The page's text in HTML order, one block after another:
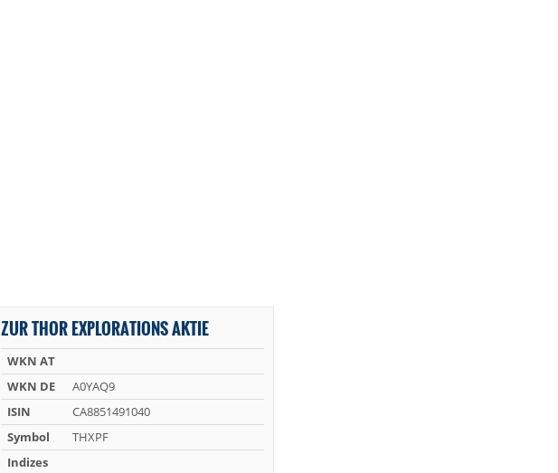
ZUR THOR EXPLORATIONS AKTIE
WKN AT
WKN DE
A0YAQ9
ISIN
CA8851491040
Symbol
THXPF
Indizes